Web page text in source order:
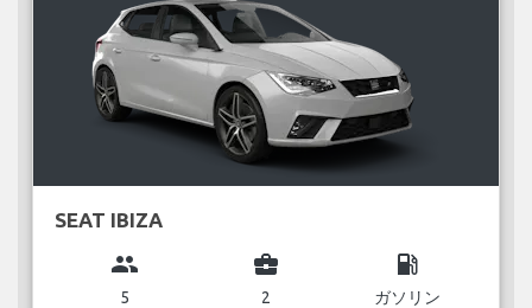
SEAT IBIZA
group
5
business_center
2
local_gas_station
ガソリン